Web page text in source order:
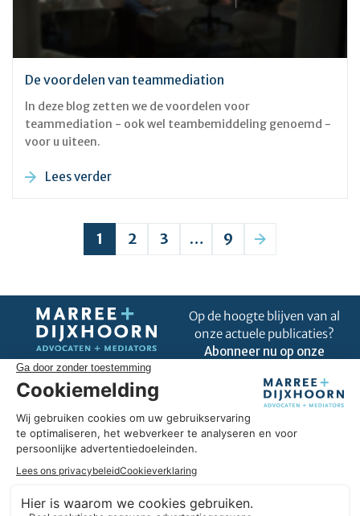
De voordelen van teammediation
In deze blog zetten we de voordelen voor
teammediation - ook wel teambemiddeling genoemd -
voor u uiteen.
Lees verder
1 2 3 … 9
Op de hoogte blijven van al
onze actuele publicaties?
Abonneer nu op onze
Uitblinken in úw business
blinken in úw business. Wij hebben hart voor ondernemers en